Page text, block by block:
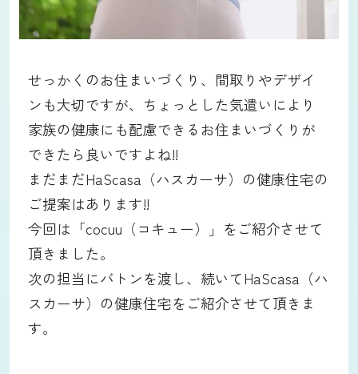
せっかくのお住まいづくり、間取りやデザイ
ンも大切ですが、ちょっとした気遣いにより
家族の健康にも配慮できるお住まいづくりが
できたら良いですよね!!
まだまだHaScasa（ハスカーサ）の健康住宅の
ご提案はあります!!
今回は「cocuu（コキュー）」をご紹介させて
頂きました。
次の担当にバトンを渡し、続いてHaScasa（ハ
スカーサ）の健康住宅をご紹介させて頂きま
す。